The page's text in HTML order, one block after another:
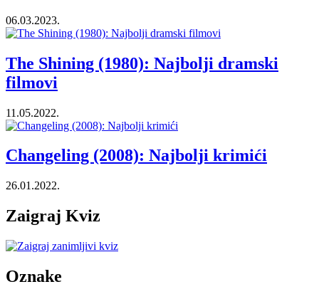
06.03.2023.
The Shining (1980): Najbolji dramski
filmovi
11.05.2022.
Changeling (2008): Najbolji krimići
26.01.2022.
Zaigraj Kviz
Oznake